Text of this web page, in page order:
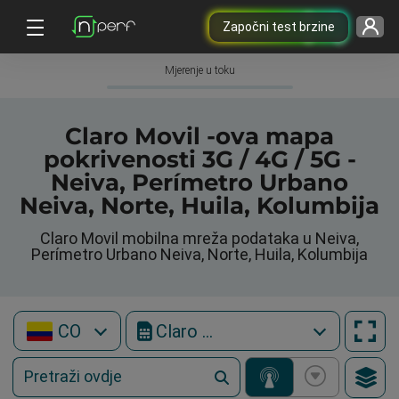
Započni test brzine
Mjerenje u toku
Claro Movil -ova mapa
pokrivenosti 3G / 4G / 5G -
Neiva, Perímetro Urbano
Neiva, Norte, Huila, Kolumbija
Claro Movil mobilna mreža podataka u Neiva,
Perímetro Urbano Neiva, Norte, Huila, Kolumbija
CO Claro Movil